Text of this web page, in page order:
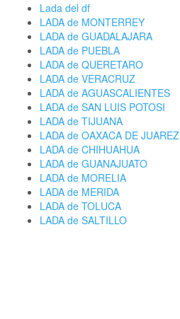
Lada del df
LADA de MONTERREY
LADA de GUADALAJARA
LADA de PUEBLA
LADA de QUERETARO
LADA de VERACRUZ
LADA de AGUASCALIENTES
LADA de SAN LUIS POTOSI
LADA de TIJUANA
LADA de OAXACA DE JUAREZ
LADA de CHIHUAHUA
LADA de GUANAJUATO
LADA de MORELIA
LADA de MERIDA
LADA de TOLUCA
LADA de SALTILLO